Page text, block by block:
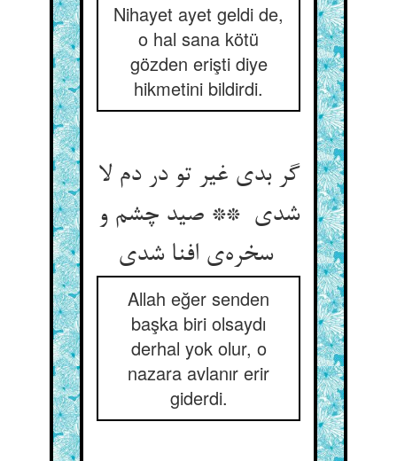
Nihayet ayet geldi de,
o hal sana kötü
gözden erişti diye
hikmetini bildirdi.
گر بدی غیر تو در دم لا
شدی ** صید چشم و
سخره‌ی افنا شدی
Allah eğer senden
başka biri olsaydı
derhal yok olur, o
nazara avlanır erir
giderdi.